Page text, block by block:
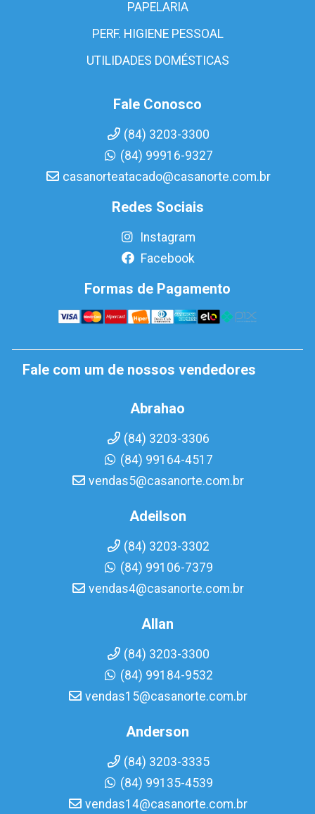
PAPELARIA
PERF. HIGIENE PESSOAL
UTILIDADES DOMÉSTICAS
Fale Conosco
(84) 3203-3300
(84) 99916-9327
casanorteatacado@casanorte.com.br
Redes Sociais
Instagram
Facebook
Formas de Pagamento
Fale com um de nossos vendedores
Abrahao
(84) 3203-3306
(84) 99164-4517
vendas5@casanorte.com.br
Adeilson
(84) 3203-3302
(84) 99106-7379
vendas4@casanorte.com.br
Allan
(84) 3203-3300
(84) 99184-9532
vendas15@casanorte.com.br
Anderson
(84) 3203-3335
(84) 99135-4539
vendas14@casanorte.com.br